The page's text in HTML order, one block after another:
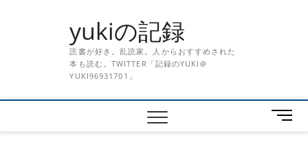
yukiの記録
読書が好き。乱読家。人からおすすめされた
本も読む。TWITTER「記録のYUKI＠
YUKI96931701」
メ
ニ